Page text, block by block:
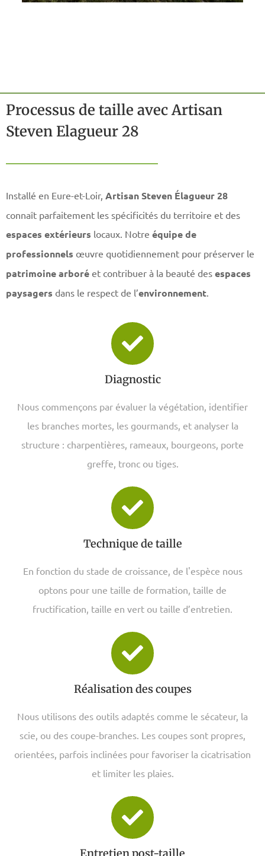
Processus de taille avec Artisan
Steven Elagueur 28
Installé en Eure-et-Loir, Artisan Steven Élagueur 28
connaît parfaitement les spécificités du territoire et des
espaces extérieurs locaux. Notre équipe de
professionnels œuvre quotidiennement pour préserver le
patrimoine arboré et contribuer à la beauté des espaces
paysagers dans le respect de l’environnement
Diagnostic
Nous commençons par évaluer la végétation, identifier
les branches mortes, les gourmands, et analyser la
structure : charpentières, rameaux, bourgeons, porte
greffe, tronc ou tiges.
Technique de taille
En fonction du stade de croissance, de l'espèce nous
optons pour une taille de formation, taille de
fructification, taille en vert ou taille d’entretien.
Réalisation des coupes
Nous utilisons des outils adaptés comme le sécateur, la
scie, ou des coupe-branches. Les coupes sont propres,
orientées, parfois inclinées pour favoriser la cicatrisation
et limiter les plaies.
Entretien post-taille